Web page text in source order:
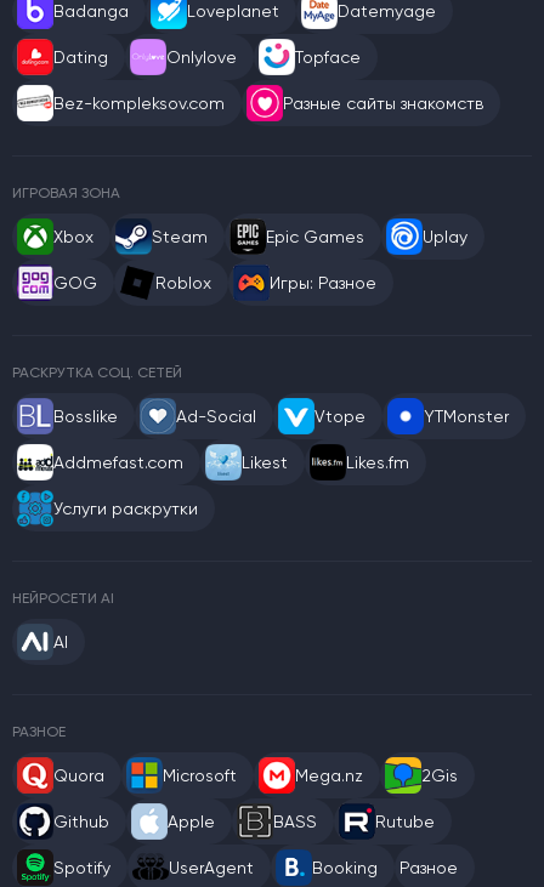
Badanga Loveplanet Datemyage
Dating Onlylove Topface
Bez-kompleksov.com Разные сайты знакомств
ИГРОВАЯ ЗОНА
Xbox Steam Epic Games Uplay
GOG Roblox Игры: Разное
РАСКРУТКА СОЦ. СЕТЕЙ
Bosslike Ad-Social Vtope YTMonster
Addmefast.com Likest Likes.fm
Услуги раскрутки
НЕЙРОСЕТИ AI
AI
РАЗНОЕ
Quora Microsoft Mega.nz 2Gis
Github Apple BASS Rutube
Spotify UserAgent Booking Разное